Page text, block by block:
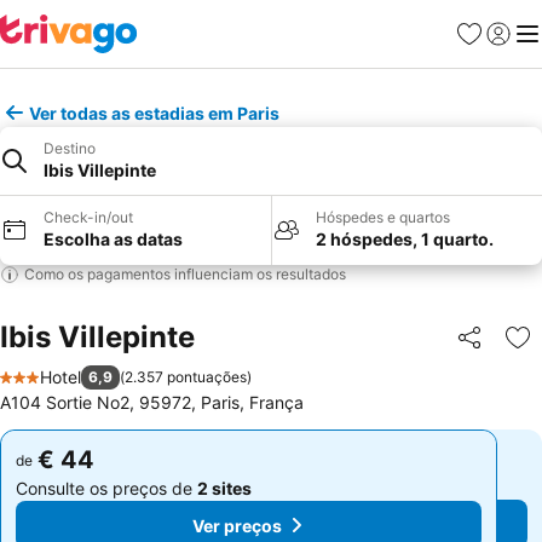
Favoritos
Iniciar
Ver todas as estadias em Paris
Destino
Ibis Villepinte
Check-in/out
Escolha as datas
Hóspedes e quartos
2 hóspedes, 1 quarto.
Como os pagamentos influenciam os resultados
Ibis Villepinte Partilhar
3 Estrelas
Hotel 6,9 (2.357 pontuações)
A104 Sortie No2, 95972, Paris, França
de € 44
Consulte os preços de 2 sites
Ver preços
de € 44
Consulte os preços de 2 sites
Ver preços